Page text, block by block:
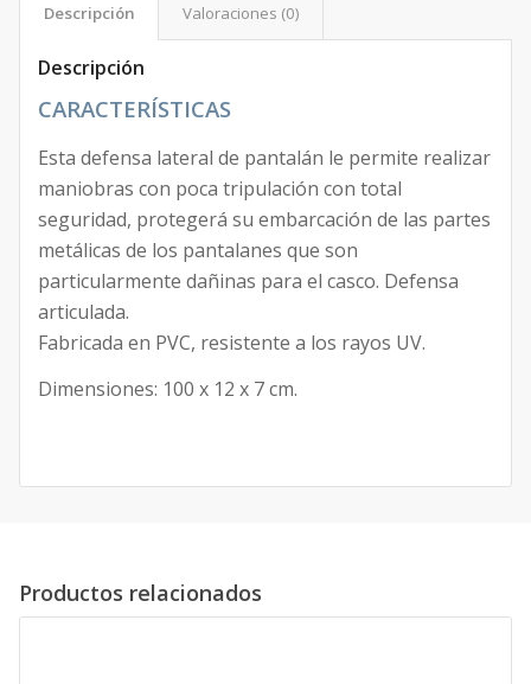
Descripción Valoraciones (0)
Descripción
CARACTERÍSTICAS
Esta defensa lateral de pantalán le permite realizar
maniobras con poca tripulación con total
seguridad, protegerá su embarcación de las partes
metálicas de los pantalanes que son
particularmente dañinas para el casco. Defensa
articulada.
Fabricada en PVC, resistente a los rayos UV.
Dimensiones: 100 x 12 x 7 cm.
Productos relacionados